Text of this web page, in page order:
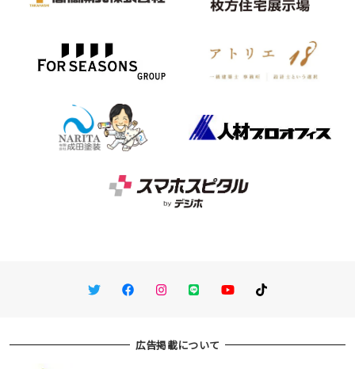
TwitterFacebookInstagram
LINE You TubeTikTok
広告掲載について